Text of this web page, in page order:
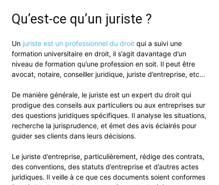
Qu’est-ce qu’un juriste ?
Un juriste est un professionnel du droit qui a suivi une
formation universitaire en droit, il s’agit davantage d’un
niveau de formation qu’une profession en soit. Il peut être
avocat, notaire, conseiller juridique, juriste d’entreprise, etc…
De manière générale, le juriste est un expert du droit qui
prodigue des conseils aux particuliers ou aux entreprises sur
des questions juridiques spécifiques. Il analyse les situations,
recherche la jurisprudence, et émet des avis éclairés pour
guider ses clients dans leurs décisions.
Le juriste d’entreprise, particulièrement, rédige des contrats,
des conventions, des statuts d’entreprise et d’autres actes
juridiques. Il veille à ce que ces documents soient conformes